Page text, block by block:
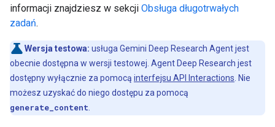
informacji znajdziesz w sekcji Obsługa długotrwałych
zadań.
Wersja testowa: usługa Gemini Deep Research Agent jest
obecnie dostępna w wersji testowej. Agent Deep Research jest
dostępny wyłącznie za pomocą interfejsu API Interactions . Nie
możesz uzyskać do niego dostępu za pomocą
generate_content